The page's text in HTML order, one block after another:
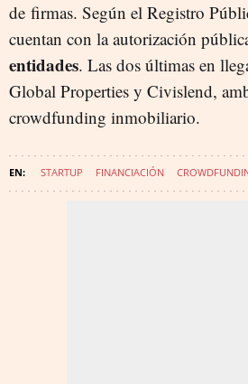
de firmas. Según el Registro
cuentan con la autorización
entidades. Las dos últimas en
Global Properties y Civislend,
crowdfunding inmobiliario.
STARTUP FINANCIACIÓN